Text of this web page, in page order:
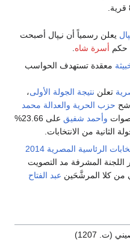
يعلن رسمياً أن نـِپال أصبحت
أسرة شاه
معقدة تستهدف الحواسب
تعلن نتيجة الجولة الأولى،
حزب الحرية والعدالة محمد
وأحمد شفيق
على 23.66%
الثانية من الانتخابات.
الرئاسية المصرية 2014
اللجنة المشرفة مد التصويت
كلا المرشَّحَين عبد الفتاح
(ت. 1207)